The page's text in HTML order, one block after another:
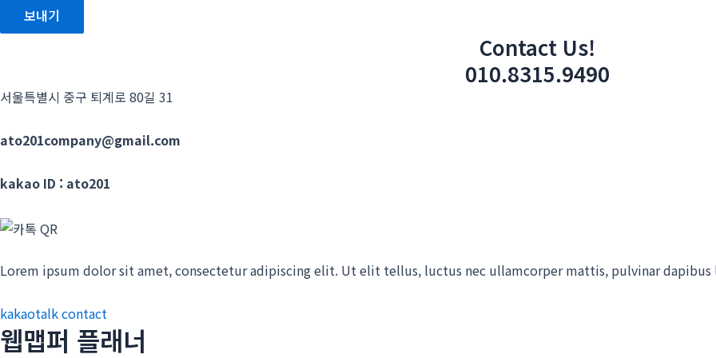
보내기
Contact Us!
010.8315.9490
서울특별시 중구 퇴계로 80길 31
ato201company@gmail.com
kakao ID : ato201
Lorem ipsum dolor sit amet, consectetur adipiscing elit. Ut elit tellus, luctus nec ullamcorper mattis, pulvinar dapibus
kakaotalk contact
웹맵퍼 플래너